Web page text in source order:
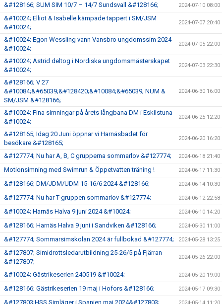
&#128166; SUM SIM 10/7 – 14/7 Sundsvall &#128166; 2024-07-10 08:00
&#10024; Elliot & Isabelle kämpade tappert i SM/JSM
&#10024;
2024-07-07 20:40
&#10024; Egon Wessling vann Vansbro ungdomssim 2024
&#10024;
2024-07-05 22:00
&#10024; Astrid deltog i Nordiska ungdomsmästerskapet
&#10024;
2024-07-03 22:30
&#128166; V 27
&#10084;&#65039;&#128420;&#10084;&#65039; NUM &
SM/JSM &#128166;
2024-06-30 16:00
&#10024; Fina simningar på årets långbana DM i Eskilstuna
&#10024;
2024-06-25 12:20
&#128165; Idag 20 Juni öppnar vi Harnäsbadet för
besökare &#128165;
2024-06-20 16:20
&#127774; Nu har A, B, C grupperna sommarlov &#127774; 2024-06-18 21:40
Motionsimning med Swimrun & Öppetvatten träning ! 2024-06-17 11:30
&#128166; DM/JDM/UDM 15-16/6 2024 &#128166; 2024-06-14 10:30
&#127774; Nu har T-gruppen sommarlov &#127774; 2024-06-12 22:58
&#10024; Harnäs Halva 9 juni 2024 &#10024; 2024-06-10 14:20
&#128166; Harnäs Halva 9 juni i Sandviken &#128166; 2024-05-30 11:00
&#127774; Sommarsimskolan 2024 är fullbokad &#127774; 2024-05-28 13:25
&#127807; Simidrottsledarutbildning 25-26/5 på Fjärran
&#127807;
2024-05-26 22:00
&#10024; Gästrikeserien 240519 &#10024; 2024-05-20 19:00
&#128166; Gästrikeserien 19 maj i Hofors &#128166; 2024-05-17 09:30
&#127803;HSS Simläger i Spanien maj 2024&#127803; 2024-05-14 11:20